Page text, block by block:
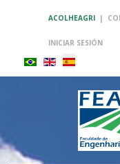
ACOLHEAGRI |
INICIAR SESIÓN